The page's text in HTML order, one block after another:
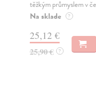
těžkým průmyslem v
Na sklade ?
25,12 €
25,90 € ?